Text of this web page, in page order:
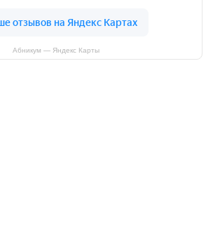
Абникум — Яндекс Карты